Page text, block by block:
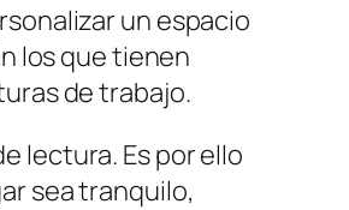
un espacio
los que tienen
de trabajo.
lectura. Es por ello
sea tranquilo,